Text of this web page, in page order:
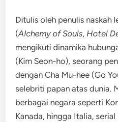
Ditulis oleh penulis naskah
(Alchemy of Souls, Hotel
mengikuti dinamika
(Kim Seon-ho), seorang
dengan Cha Mu-hee (Go
selebriti papan atas dunia.
berbagai negara seperti
Kanada, hingga Italia,